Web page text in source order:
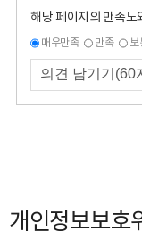
해당 페이지의 만족도
매우만족 만족
개인정보보호